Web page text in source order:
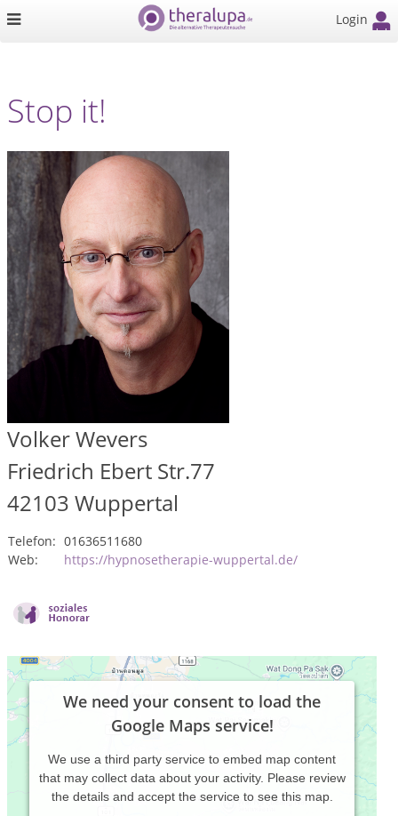
Login
Stop it!
Volker Wevers
Friedrich Ebert Str.77
42103 Wuppertal
Telefon: 01636511680
Web:
https://hypnosetherapie-wuppertal.de/
We need your consent to load the
Google Maps service!
We use a third party service to embed map content
that may collect data about your activity. Please review
the details and accept the service to see this map.